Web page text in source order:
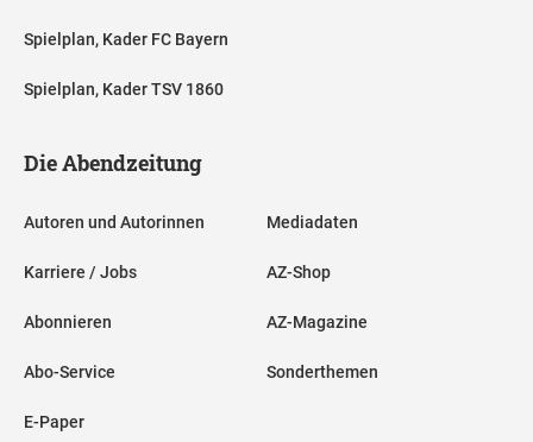
Spielplan, Kader FC Bayern
Spielplan, Kader TSV 1860
Die Abendzeitung
Autoren und Autorinnen
Karriere / Jobs
Abonnieren
Abo-Service
E-Paper
Mediadaten
AZ-Shop
AZ-Magazine
Sonderthemen